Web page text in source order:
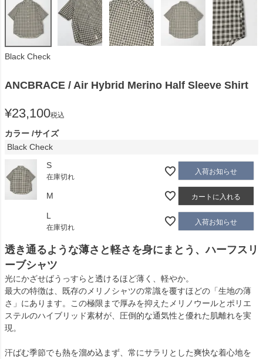
Black Check
ANCBRACE / Air Hybrid Merino Half Sleeve Shirt
¥23,100税込
カラー サイズ
Black Check
S
在庫切れ
入荷お知らせ
M カートに入れる
L
在庫切れ
入荷お知らせ
透き通るような薄さと軽さを身にまとう、ハーフスリ
ーブシャツ
光にかざせばうっすらと透けるほど薄く、軽やか。
最大の特徴は、既存のメリノシャツの常識を覆すほどの「生地の薄
さ」にあります。この極限まで厚みを抑えたメリノウールとポリエ
ステルのハイブリッド素材が、圧倒的な通気性と優れた肌離れを実
現。
汗ばむ季節でも熱を溜め込まず、常にサラリとした爽快な着心地を